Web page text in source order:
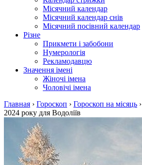
Місячний календар
Місячний календар снів
Місячний посівний календар
Різне
Прикмети і забобони
Нумерологія
Рекламодавцю
Значення імені
Жіночі імена
Чоловічі імена
Главная › Гороскоп › Гороскоп на місяць ›
2024 року для Водоліїв